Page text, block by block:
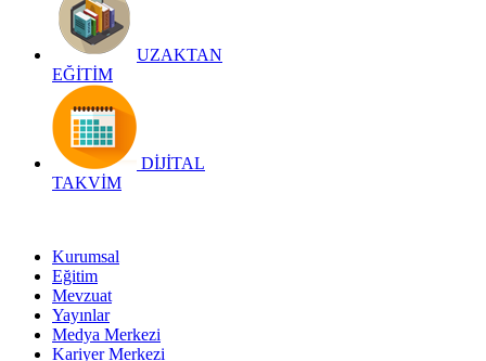
UZAKTAN
EĞİTİM
DİJİTAL
TAKVİM
Kurumsal
Eğitim
Mevzuat
Yayınlar
Medya Merkezi
Kariyer Merkezi